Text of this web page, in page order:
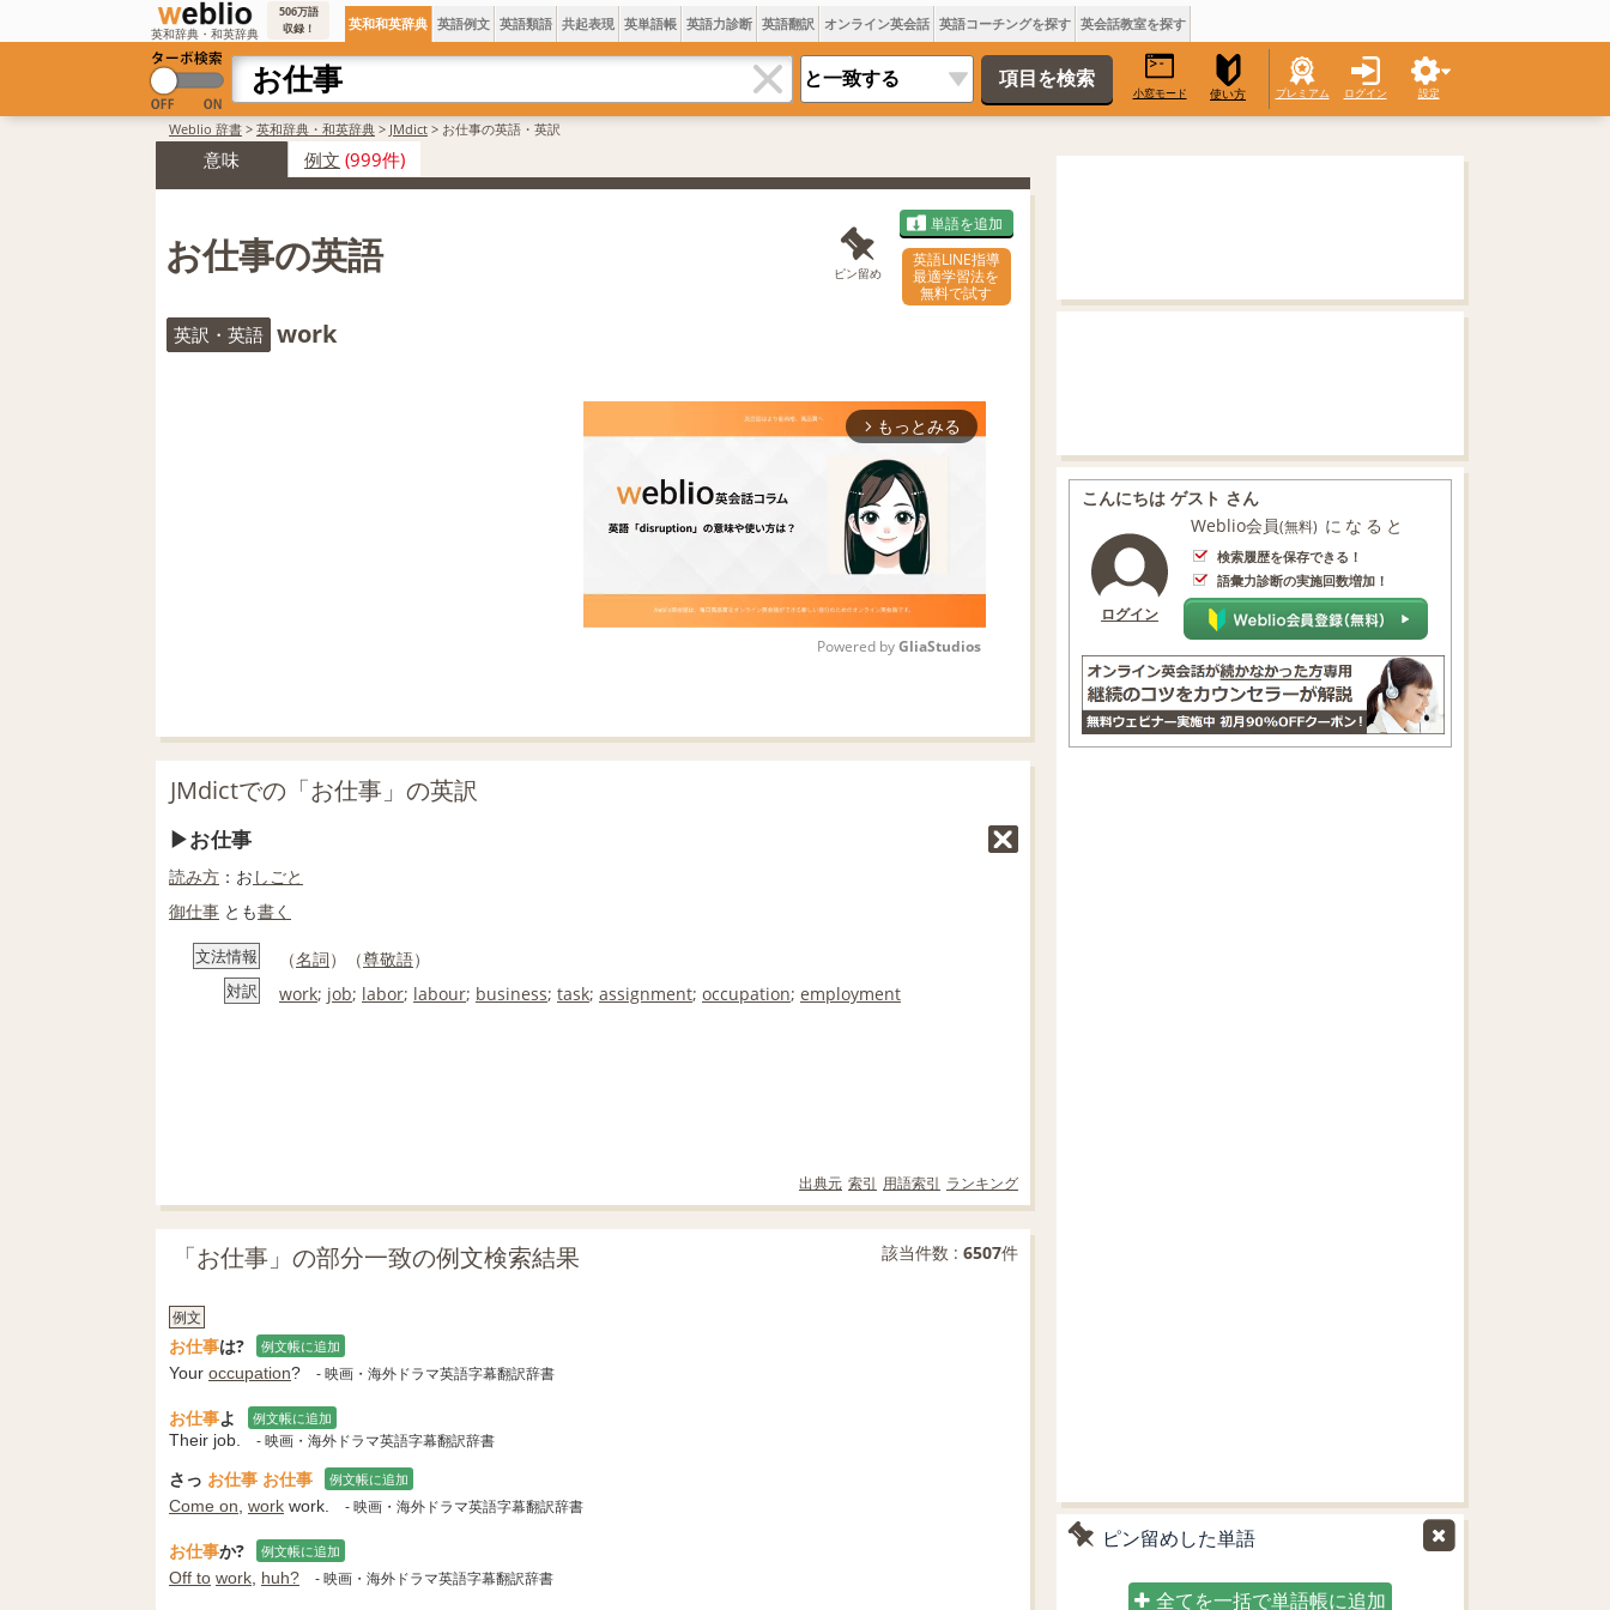
英和辞典・和英辞典
506万語
収録！
英和和英辞典 英語例文 英語類語 共起表現 英単語帳 英語力診断 英語翻訳 オンライン英会話 英語コーチングを探す 英会話教室を探す
小窓モード 使い方 プレミアム ログイン 設定
Weblio 辞書 > 英和辞典・和英辞典 > JMdict > お仕事の英語・英訳
意味 例文 (999件)
お仕事の英語 ピン留め
単語を追加
英語LINE指導
最適学習法を
無料で試す
英訳・英語 work
arrow_forward_ios もっとみる
Powered by GliaStudios
JMdictでの「お仕事」の英訳
お仕事
読み方 ：お しごと
御仕事 とも書く
文法情報 （名詞）（尊敬語）
対訳 work; job; labor; labour; business; task; assignment; occupation; employment
出典元 索引 用語索引 ランキング
「お仕事」の部分一致の例文検索結果 該当件数 : 6507件
例文
お仕事は? 例文帳に追加
Your occupation? - 映画・海外ドラマ英語字幕翻訳辞書
お仕事よ 例文帳に追加
Their job. - 映画・海外ドラマ英語字幕翻訳辞書
さっ お仕事 お仕事 例文帳に追加
Come on work work. - 映画・海外ドラマ英語字幕翻訳辞書
お仕事か? 例文帳に追加
Off to work huh? - 映画・海外ドラマ英語字幕翻訳辞書
こんにちは ゲスト さん
ログイン
Weblio会員(無料) になると
検索履歴を保存できる！
語彙力診断の実施回数増加！
ピン留めした単語
全てを一括で単語帳に追加